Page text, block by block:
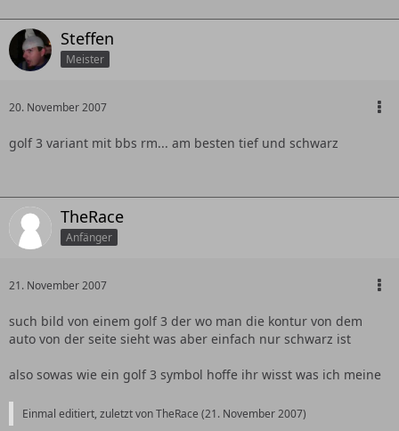
Steffen
Meister
20. November 2007
golf 3 variant mit bbs rm... am besten tief und schwarz
TheRace
Anfänger
21. November 2007
such bild von einem golf 3 der wo man die kontur von dem
auto von der seite sieht was aber einfach nur schwarz ist
also sowas wie ein golf 3 symbol hoffe ihr wisst was ich meine
Einmal editiert, zuletzt von TheRace (21. November 2007)